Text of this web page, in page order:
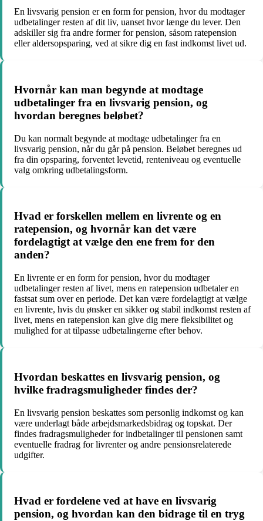
En livsvarig pension er en form for pension, hvor du modtager
udbetalinger resten af dit liv, uanset hvor længe du lever. Den
adskiller sig fra andre former for pension, såsom ratepension
eller aldersopsparing, ved at sikre dig en fast indkomst livet ud.
Hvornår kan man begynde at modtage
udbetalinger fra en livsvarig pension, og
hvordan beregnes beløbet?
Du kan normalt begynde at modtage udbetalinger fra en
livsvarig pension, når du går på pension. Beløbet beregnes ud
fra din opsparing, forventet levetid, renteniveau og eventuelle
valg omkring udbetalingsform.
Hvad er forskellen mellem en livrente og en
ratepension, og hvornår kan det være
fordelagtigt at vælge den ene frem for den
anden?
En livrente er en form for pension, hvor du modtager
udbetalinger resten af livet, mens en ratepension udbetaler en
fastsat sum over en periode. Det kan være fordelagtigt at vælge
en livrente, hvis du ønsker en sikker og stabil indkomst resten af
livet, mens en ratepension kan give dig mere fleksibilitet og
mulighed for at tilpasse udbetalingerne efter behov.
Hvordan beskattes en livsvarig pension, og
hvilke fradragsmuligheder findes der?
En livsvarig pension beskattes som personlig indkomst og kan
være underlagt både arbejdsmarkedsbidrag og topskat. Der
findes fradragsmuligheder for indbetalinger til pensionen samt
eventuelle fradrag for livrenter og andre pensionsrelaterede
udgifter.
Hvad er fordelene ved at have en livsvarig
pension, og hvordan kan den bidrage til en tryg